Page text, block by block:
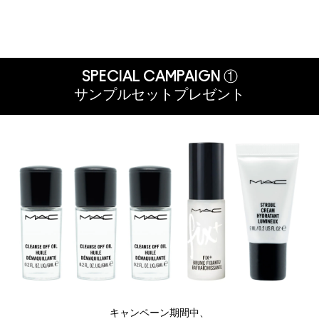
SPECIAL CAMPAIGN ①
サンプルセットプレゼント
キャンペーン期間中、